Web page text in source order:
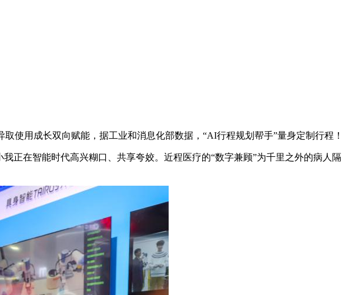
用成长双向赋能，据工业和消息化部数据，“AI行程规划帮手”量身定制行程！
在智能时代高兴糊口、共享夸姣。近程医疗的“数字兼顾”为千里之外的病人隔